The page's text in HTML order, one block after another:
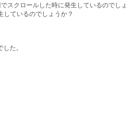
スクロールした時に発生しているのでしょ
しているのでしょうか？
た。